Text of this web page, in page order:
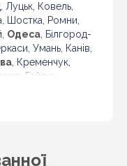
Луцьк, Ковель,
Шостка, Ромни,
Одеса, Білгород-
Умань, Канів,
, Кременчук,
Гайсин,